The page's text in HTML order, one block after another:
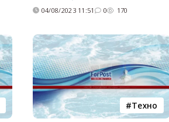
04/08/2023 11:51 0 170
Tехно